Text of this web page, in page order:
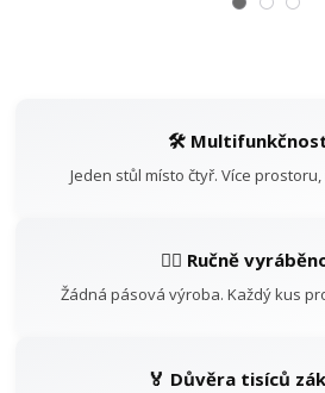
🛠️
Jeden stůl místo čtyř. Více
👷‍♂️ Ručně
Žádná pásová výroba. Každý kus
🏅 Důvěra tisíců